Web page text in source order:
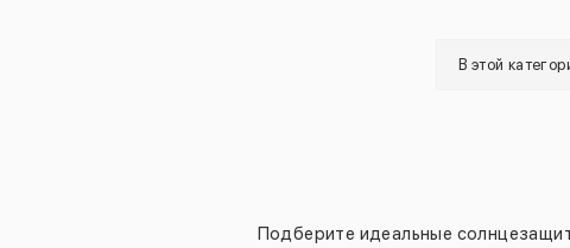
В этой
Подберите идеальные